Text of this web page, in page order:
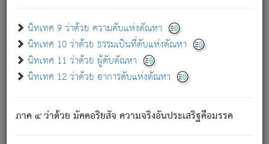
นิทเทศ 9 ว่าด้วย ความดับแห่งตัณหา
นิทเทศ 10 ว่าด้วย ธรรมเป็นที่ดับแห่งตัณหา
นิทเทศ 11 ว่าด้วย ผู้ดับตัณหา
นิทเทศ 12 ว่าด้วย อาการดับแห่งตัณหา
ภาค ๔ ว่าด้วย มัคคอริยสัจ ความจริงอันประเสริฐคือมรรค
- อุ.ขุ. ๒๕/๑๒๑/๘๔.
(ข้อความนี้ เป็นพระพุทธอุทานที่ทรงเปล่งออก ที่โคนต้นโพธิ์
เป็นที่ตรัสรู้ เมื่อตรัสรู้แล้วได้ 7 วัน)